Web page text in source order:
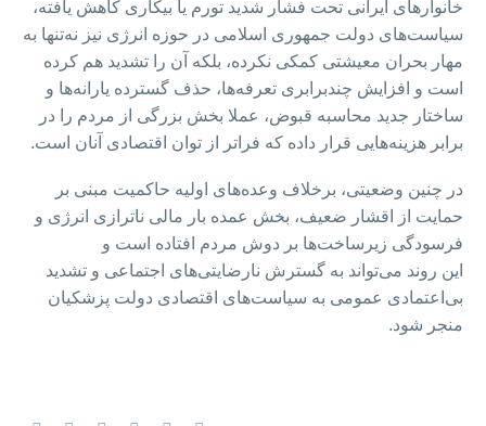
خانوارهای ایرانی تحت فشار شدید تورم یا بیکاری کاهش یافته،
سیاست‌های دولت جمهوری اسلامی در حوزه انرژی نیز نه‌تنها به
مهار بحران معیشتی کمکی نکرده، بلکه آن را تشدید هم کرده
است و افزایش چندبرابری تعرفه‌ها، حذف گسترده یارانه‌ها و
ساختار جدید محاسبه قبوض، عملا بخش بزرگی از مردم را در
برابر هزینه‌هایی قرار داده که فراتر از توان اقتصادی‌ آنان است.
در چنین وضعیتی، برخلاف وعده‌های اولیه حاکمیت مبنی بر
حمایت از اقشار ضعیف، بخش عمده بار مالی ناترازی انرژی و
فرسودگی زیرساخت‌ها بر دوش مردم افتاده است و
این روند می‌تواند به گسترش نارضایتی‌های اجتماعی و تشدید
بی‌اعتمادی عمومی به سیاست‌های اقتصادی دولت پزشکیان
منجر شود.